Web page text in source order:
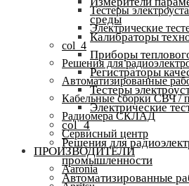
Тестеры
Электрические
col_4
Решения для
Автоматизированные
Кабельные сборки СВЧ /
Радиомера СКЛАД
Сервисный центр
ПРОИЗВОДИТЕЛИ
Aaronia
среды
Калибраторы
Приборы
Регистраторы
Тестеры
Электрические
col_4
Решения для
промышленности
Автоматизированные